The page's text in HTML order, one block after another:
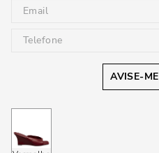
AVISE-ME